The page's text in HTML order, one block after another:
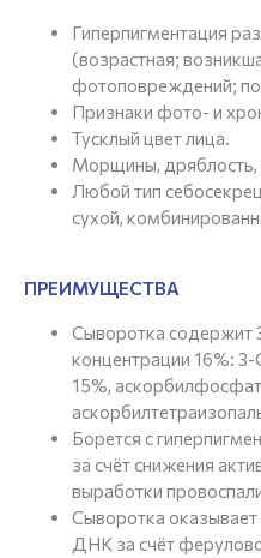
Гиперпигментация
(возрастная;
фотоповреждений;
Признаки фото- и
Тусклый цвет лица.
Морщины, дряблость,
Любой тип
сухой,
ПРЕИМУЩЕСТВА
Сыворотка содержит
концентрации 16%:
15%,
Борется с
за счёт снижения
выработки
Сыворотка
ДНК за счёт